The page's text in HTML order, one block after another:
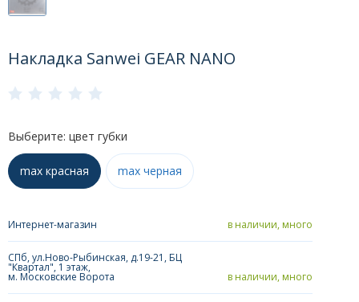
Накладка Sanwei GEAR NANO
Выберите: цвет губки
max красная max черная
Интернет-магазин в наличии, много
СПб, ул.Ново-Рыбинская, д.19-21, БЦ
"Квартал", 1 этаж,
м. Московские Ворота в наличии, много